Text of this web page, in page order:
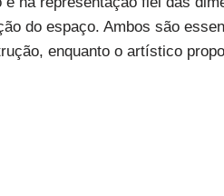
do espaço. Ambos são
enquanto o artístico